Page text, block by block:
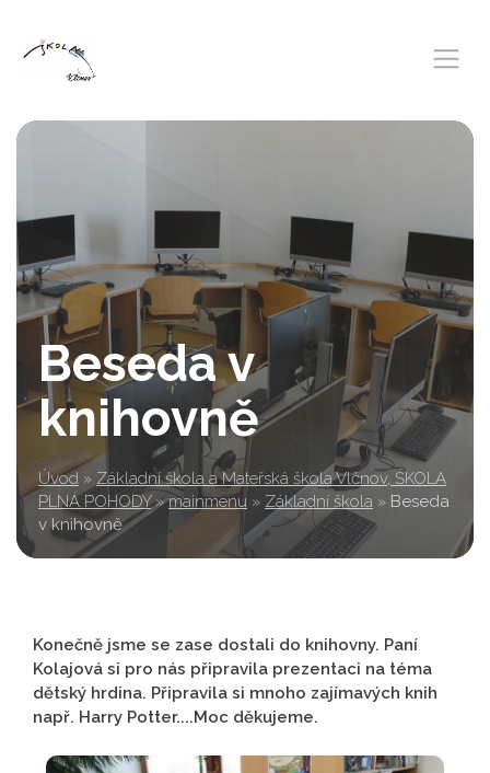
Beseda v
knihovně
Úvod » Základní škola a Mateřská škola Vlčnov, ŠKOLA
PLNÁ POHODY » mainmenu » Základní škola » Beseda
v knihovně
Konečně jsme se zase dostali do knihovny. Paní
Kolajová si pro nás připravila prezentaci na téma
dětský hrdina. Připravila si mnoho zajímavých knih
např. Harry Potter....Moc děkujeme.